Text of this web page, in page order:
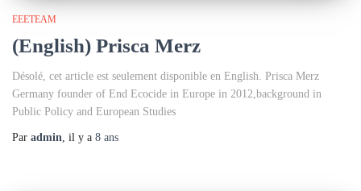
EEETEAM
(English) Prisca Merz
Désolé, cet article est seulement disponible en English. Prisca Merz
Germany founder of End Ecocide in Europe in 2012,background in
Public Policy and European Studies
Par admin , il y a 8 ans